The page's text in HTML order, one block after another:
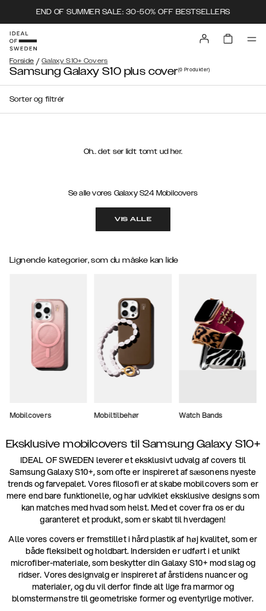
END OF SUMMER SALE: 30-50% OFF BESTSELLERS
Forside / Galaxy S10+ Covers
Samsung Galaxy S10 plus cover(0 Produkter)
Sorter og filtrér
Oh.. det ser lidt tomt ud her.
Se alle vores Galaxy S24 Mobilcovers
VIS ALLE
Lignende kategorier, som du måske kan lide
Mobilcovers Mobiltilbehør Watch Bands
Eksklusive mobilcovers til Samsung Galaxy S10+
IDEAL OF SWEDEN leverer et eksklusivt udvalg af covers til
Samsung Galaxy S10+, som ofte er inspireret af sæsonens nyeste
trends og farvepalet. Vores filosofi er at skabe mobilcovers som er
mere end bare funktionelle, og har udviklet eksklusive designs som
kan matches med hvad som helst. Med et cover fra os er du
garanteret et produkt, som er skabt til hverdagen!
Alle vores covers er fremstillet i hård plastik af høj kvalitet, som er
både fleksibelt og holdbart. Indersiden er udført i et unikt
microfiber-materiale, som beskytter din Galaxy S10+ mod slag og
ridser. Vores designvalg er inspireret af årstidens nuancer og
materialer, og du vil derfor finde alt lige fra marmor og
blomstermønstre til geometriske former og eventyrlige motiver.